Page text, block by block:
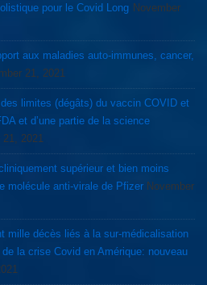
pour le Covid Long November
aux maladies auto-immunes, cancer,
21, 2021
limites (dégâts) du vaccin COVID et
et d’une partie de la science
2021
supérieur et bien moins
molécule anti-virale de Pfizer November
mille décès liés à la sur-médicalisation
de la crise Covid en Amérique: nouveau